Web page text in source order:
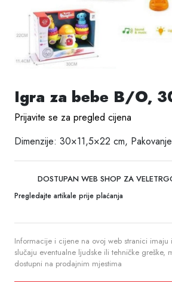
Igra za bebe B/O,
Prijavite se za pregled cijena
Dimenzije: 30×11,5×22 cm,
DOSTUPAN WEB SHOP ZA
Pregledajte artikale prije plaćanja
Informacije i cijene na ovoj web stranici imaju
slučaju eventualne ljudske ili tehničke greške,
dostupni na prodajnim mjestima